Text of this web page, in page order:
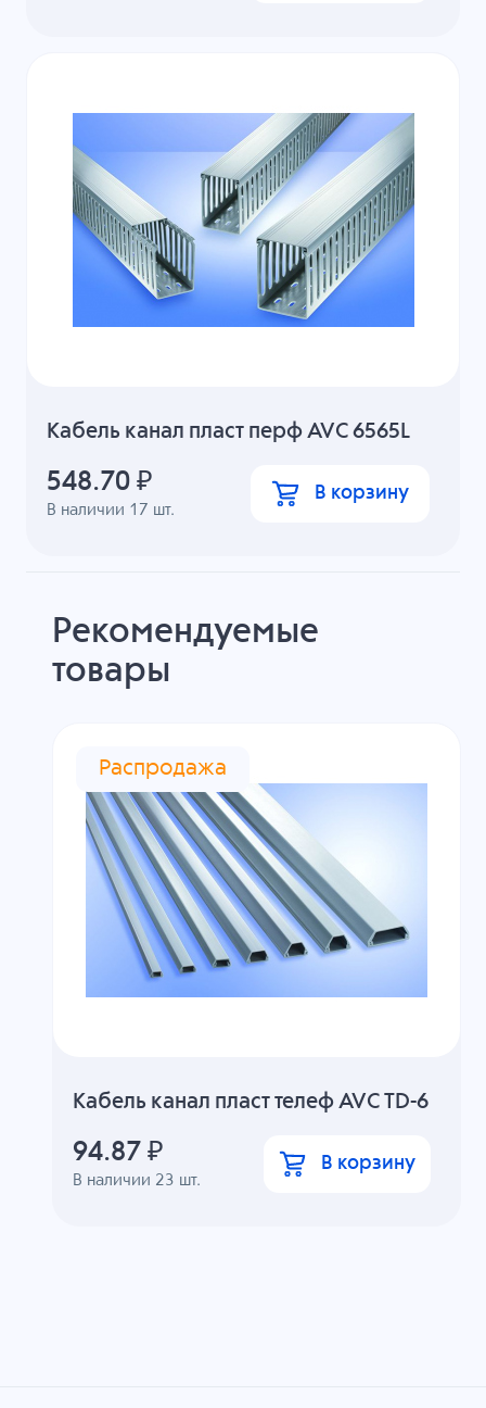
Кабель канал пласт перф AVC 6565L
В наличии 17 шт.
548.70 ₽ В корзину
Рекомендуемые
товары
Распродажа
Кабель канал пласт телеф AVC TD-6
В наличии 23 шт.
94.87 ₽ В корзину